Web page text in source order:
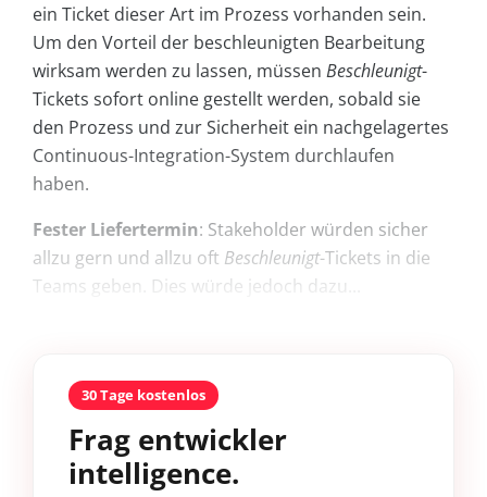
ein Ticket dieser Art im Prozess vorhanden sein.
Um den Vorteil der beschleunigten Bearbeitung
wirksam werden zu lassen, müssen Beschleunigt-
Tickets sofort online gestellt werden, sobald sie
den Prozess und zur Sicherheit ein nachgelagertes
Continuous-Integration-System durchlaufen
haben.
Fester Liefertermin: Stakeholder würden sicher
allzu gern und allzu oft Beschleunigt-Tickets in die
Teams geben. Dies würde jedoch dazu...
30 Tage kostenlos
Frag entwickler
intelligence.